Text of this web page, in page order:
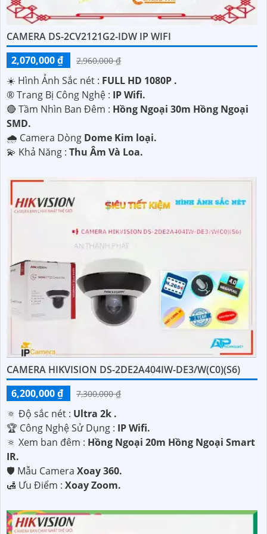
CAMERA DS-2CV2121G2-IDW IP WIFI
2,070,000 ₫
2,960,000 ₫
☀️ Hình Ảnh Sắc nét : FULL HD 1080P .
®️ Trang Bị Công Nghệ : IP Wifi.
🔴 Tầm Nhìn Ban Đêm : Hồng Ngoại 30m Hồng Ngoại
SMD.
🌧️ Camera Dòng Dome Kim loại.
️💫 Khả Năng : Thu Âm Và Loa.
CAMERA HIKVISION DS-2DE2A404IW-DE3/W(C0)(S6)
6,200,000 ₫
7,300,000 ₫
🔅 Độ sắc nét : Ultra 2k .
🏆 Công Nghệ Sử Dụng : IP Wifi.
🔅 Xem ban đêm : Hồng Ngoại 20m Hồng Ngoại Smart
IR.
🛡 Mẫu Camera Xoay 360.
️🛃 Ưu Điểm : Xoay Zoom.